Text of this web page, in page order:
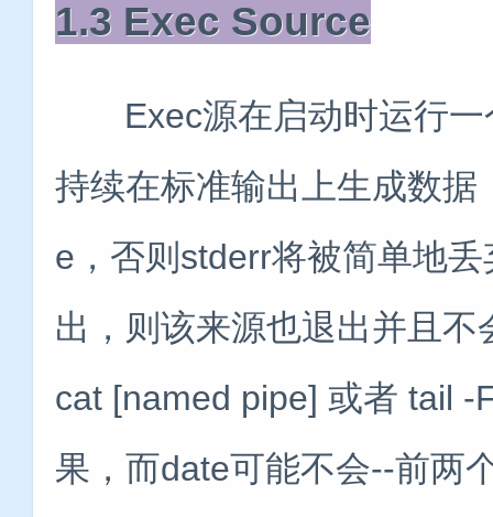
1.3 Exec Source
Exec源在启动时运行一
持续在标准输出上生成数
e，否则stderr将被简单地
出，则该来源也退出并且
cat [named pipe] 或者 tail -
果，而date可能不会--前两